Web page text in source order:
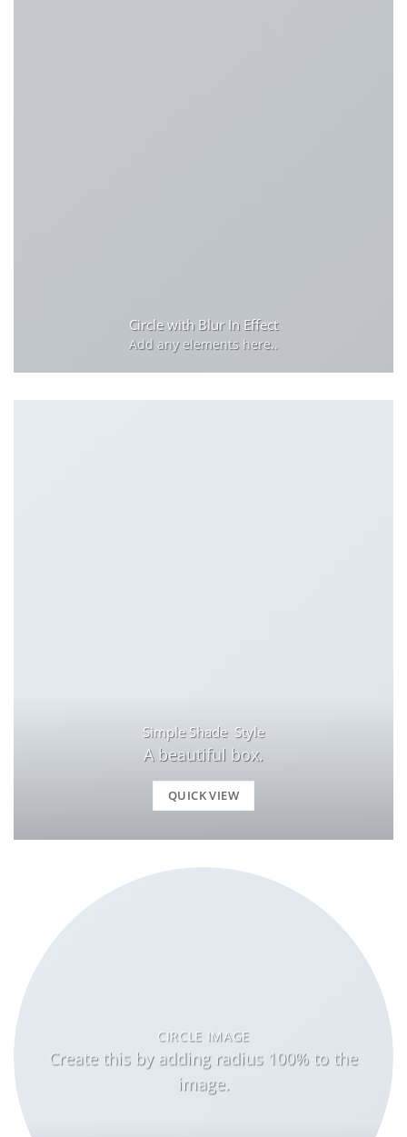
Circle with Blur In Effect
Add any elements here..
Simple Shade Style
A beautiful box.
QUICK VIEW
CIRCLE IMAGE
Create this by adding radius 100% to the
image.